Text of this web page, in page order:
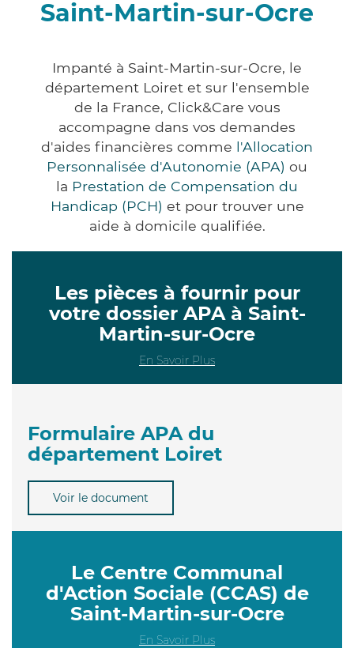
Saint-Martin-sur-Ocre
Impanté à Saint-Martin-sur-Ocre, le
département Loiret et sur l'ensemble
de la France, Click&Care vous
accompagne dans vos demandes
d'aides financières comme l'Allocation
Personnalisée d'Autonomie (APA) ou
la Prestation de Compensation du
Handicap (PCH) et pour trouver une
aide à domicile qualifiée.
Les pièces à fournir pour
votre dossier APA à Saint-
Martin-sur-Ocre
En Savoir Plus
Formulaire APA du
département Loiret
Voir le document
Le Centre Communal
d'Action Sociale (CCAS) de
Saint-Martin-sur-Ocre
En Savoir Plus